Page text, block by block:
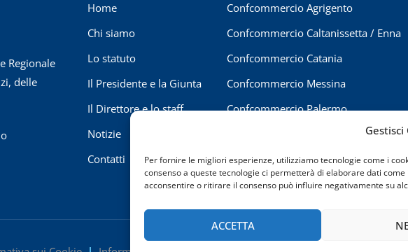
Gestisci
Per fornire le migliori esperienze, utilizziamo tecnologie come i
consenso a queste tecnologie ci permetterà di elaborare dati
acconsentire o ritirare il consenso può influire negativamente su
ACCETTA
Regionale
delle
Home
Chi siamo
Lo statuto
Il Presidente e la Giunta
Il Direttore e lo staff
Notizie
Contatti
Confcommercio Agrigento
Confcommercio Caltanissetta / Enna
Confcommercio Catania
Confcommercio Messina
Confcommercio Palermo
Confcommercio Siracusa
Confcommercio Trapani